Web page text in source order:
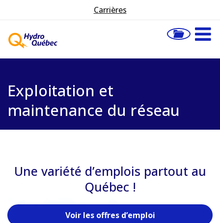
Carrières
Exploitation et
maintenance du réseau
Une variété d’emplois partout au
Québec !
Voir les offres d’emploi